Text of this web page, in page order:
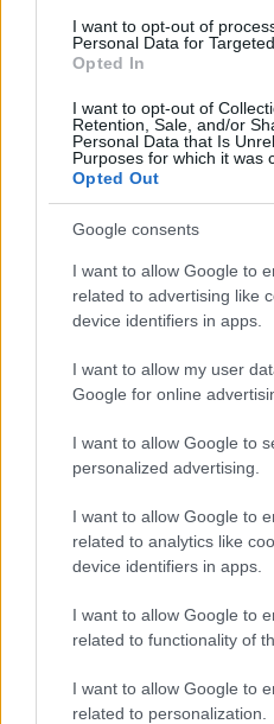
I want to opt-out of
Personal Data for
Opted In
I want to opt-out of
Retention, Sale, and/or
Personal Data that Is
Purposes for which it was
Opted Out
Google consents
I want to allow Google to
related to advertising like
device identifiers in apps.
I want to allow my user
Google for online
I want to allow Google to
personalized advertising.
I want to allow Google to
related to analytics like
device identifiers in apps.
I want to allow Google to
related to functionality of
I want to allow Google to
related to personalization.
Μεγάλης Βρετανίας, που
στην ιστορική γοητεία
των θεατρικών σκηνών
Ρύγκαν στη Γερμανία, η
το νησί Όλερον στη
Or στην Ισπανία είναι
λιγότερο γνωστά μέρη
θέση στη λίστα του
Μια θέση σε αυτή τη λίστα
ελληνικός προορισμός ο